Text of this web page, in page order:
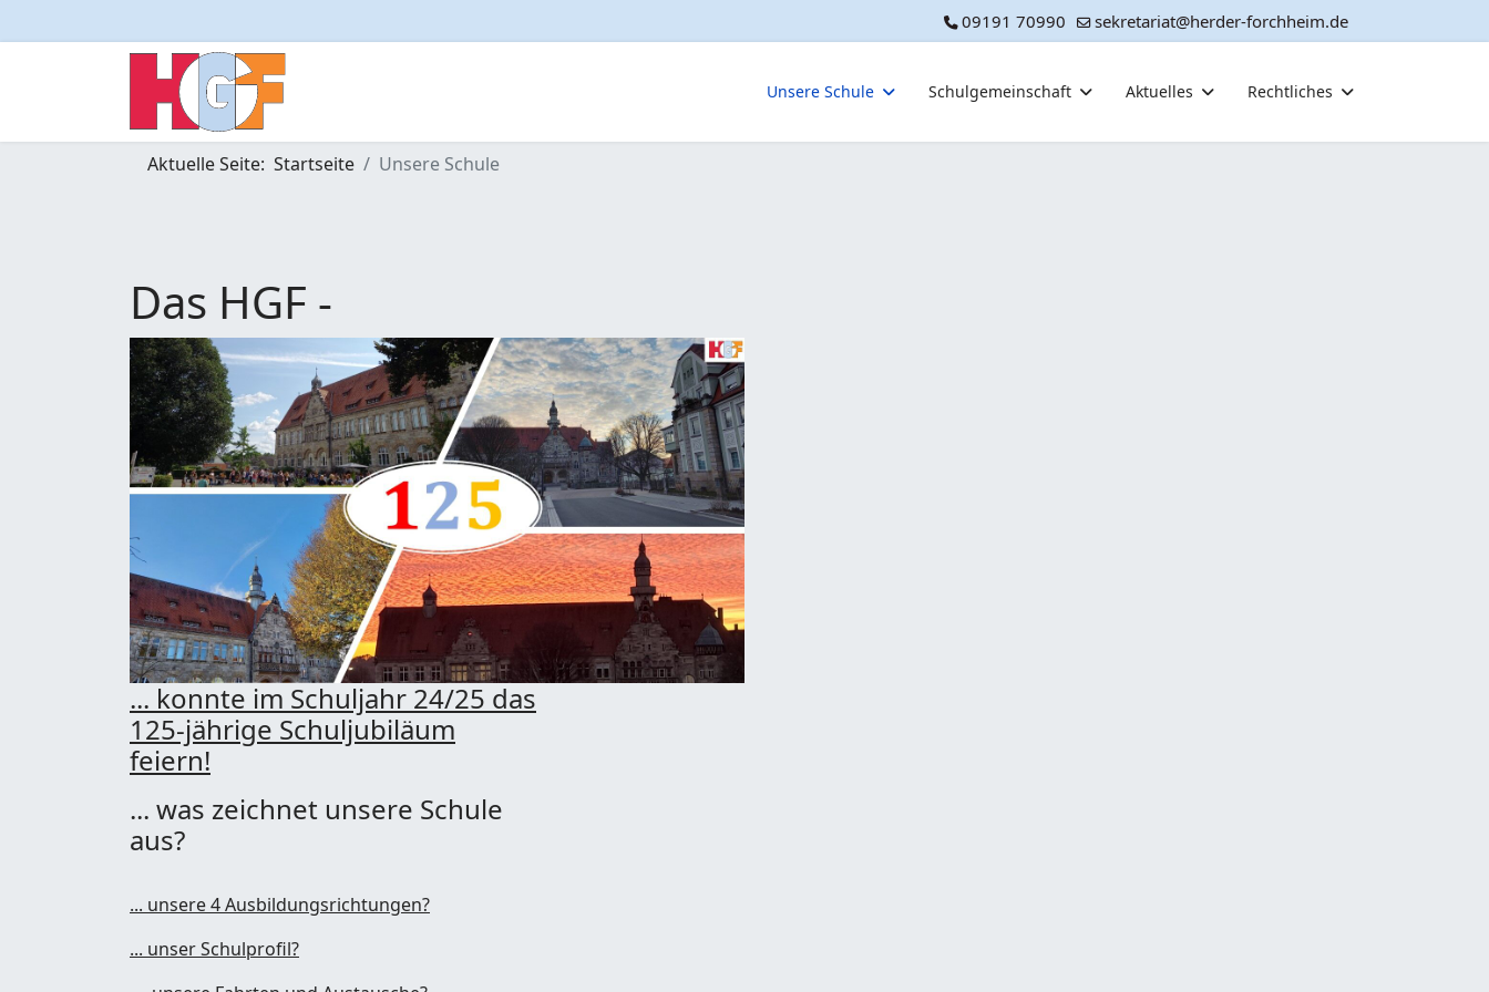
09191 70990 sekretariat@herder-forchheim.de
Unsere Schule Schulgemeinschaft Aktuelles Rechtliches
Aktuelle Seite: Startseite Unsere Schule
Das HGF -
... konnte im Schuljahr 24/25 das
125-jährige Schuljubiläum
feiern!
... was zeichnet unsere Schule
aus?
... unsere 4 Ausbildungsrichtungen?
... unser Schulprofil?